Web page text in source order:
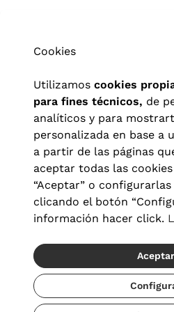
personalidad. Hay tantos que no sabrás
Aviso legal|Política de privacidad
Cookies
Utilizamos cookies
para fines técnicos, de
analíticos y para
personalizada en base a
a partir de las páginas
aceptar todas las
“Aceptar” o
clicando el botón
información hacer click.
Aceptar